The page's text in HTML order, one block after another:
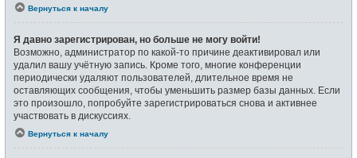
Вернуться к началу
Я давно зарегистрирован, но больше не могу войти!
Возможно, администратор по какой-то причине деактивировал или
удалил вашу учётную запись. Кроме того, многие конференции
периодически удаляют пользователей, длительное время не
оставляющих сообщения, чтобы уменьшить размер базы данных. Если
это произошло, попробуйте зарегистрироваться снова и активнее
участвовать в дискуссиях.
Вернуться к началу